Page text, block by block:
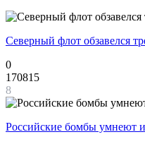
Северный флот обзавелся
0
170815
8
Российские бомбы умнеют